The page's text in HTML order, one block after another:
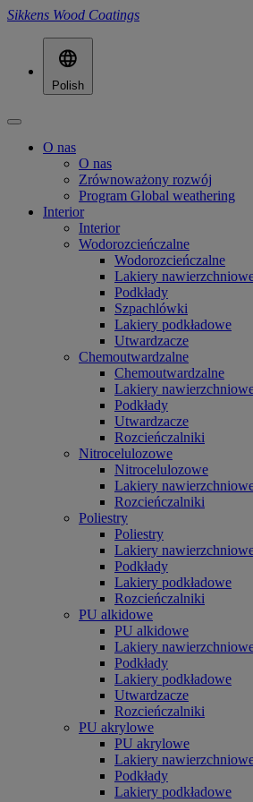
Sikkens Wood Coatings
Polish
O nas
O nas
Zrównoważony rozwój
Program Global weathering
Interior
Interior
Wodorozcieńczalne
Wodorozcieńczalne
Lakiery
Podkłady
Szpachlówki
Lakiery podkładowe
Utwardzacze
Chemoutwardzalne
Chemoutwardzalne
Lakiery
Podkłady
Utwardzacze
Rozcieńczalniki
Nitrocelulozowe
Nitrocelulozowe
Lakiery
Rozcieńczalniki
Poliestry
Poliestry
Lakiery
Podkłady
Lakiery podkładowe
Rozcieńczalniki
PU alkidowe
PU alkidowe
Lakiery
Podkłady
Lakiery podkładowe
Utwardzacze
Rozcieńczalniki
PU akrylowe
PU akrylowe
Lakiery
Podkłady
Lakiery podkładowe